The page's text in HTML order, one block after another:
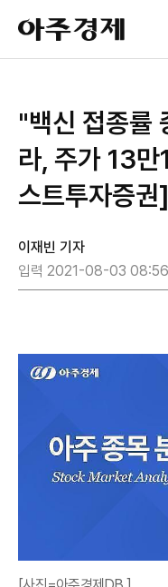
아
주
경
"백신 접종률
라, 주가 13
스트투자증권]
이재빈 기자
입력 2021-08-03 08:56